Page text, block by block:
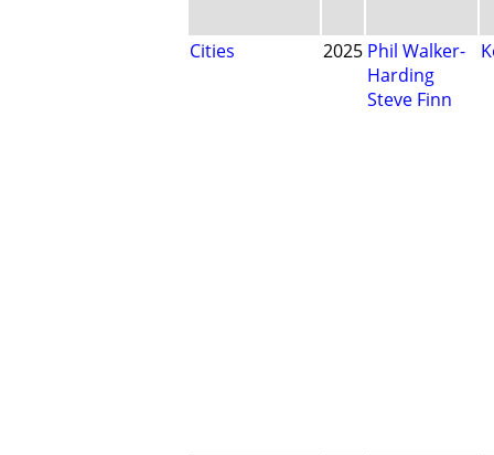
Cities 2025 Phil Walker-
Harding
Steve Finn